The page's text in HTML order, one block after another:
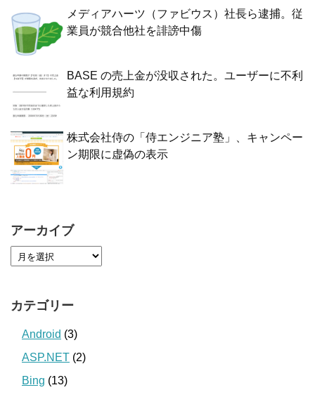
メディアハーツ（ファビウス）社長ら逮捕。従
業員が競合他社を誹謗中傷
BASE の売上金が没収された。ユーザーに不利
益な利用規約
株式会社侍の「侍エンジニア塾」、キャンペー
ン期限に虚偽の表示
アーカイブ
カテゴリー
Android (3)
ASP.NET (2)
Bing (13)